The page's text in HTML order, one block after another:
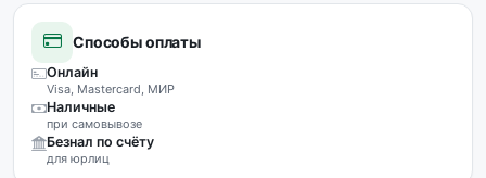
Способы оплаты
Онлайн
Visa, Mastercard, МИР
Наличные
при самовывозе
Безнал по счёту
для юрлиц